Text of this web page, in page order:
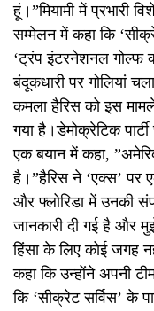
हूं।”मियामी में प्रभारी
सम्मेलन में कहा कि
‘ट्रंप इंटरनेशनल गोल्फ
बंदूकधारी पर गोलियां
कमला हैरिस को इस
गया है।डेमोक्रेटिक
एक बयान में कहा,
है।”हैरिस ने ‘एक्स’ पर
और फ्लोरिडा में उनकी
जानकारी दी गई है और
हिंसा के लिए कोई जगह
कहा कि उन्होंने अपनी
कि ‘सीक्रेट सर्विस’ के